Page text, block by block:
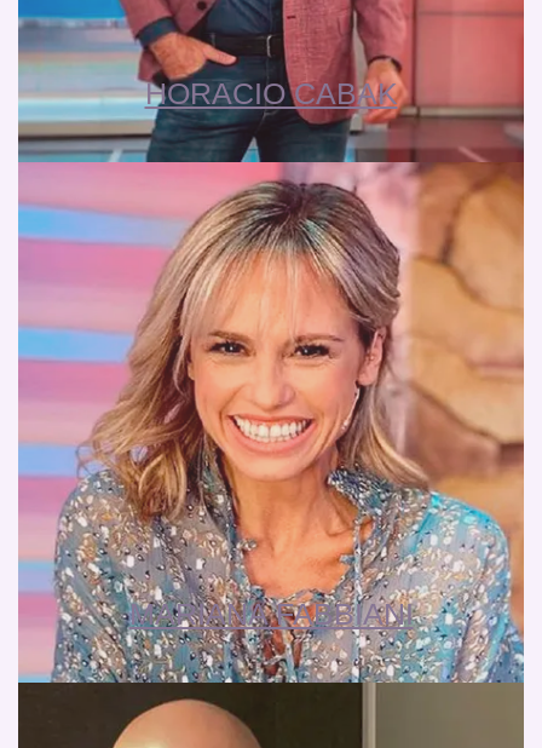
HORACIO CABAK
MARIANA FABBIANI